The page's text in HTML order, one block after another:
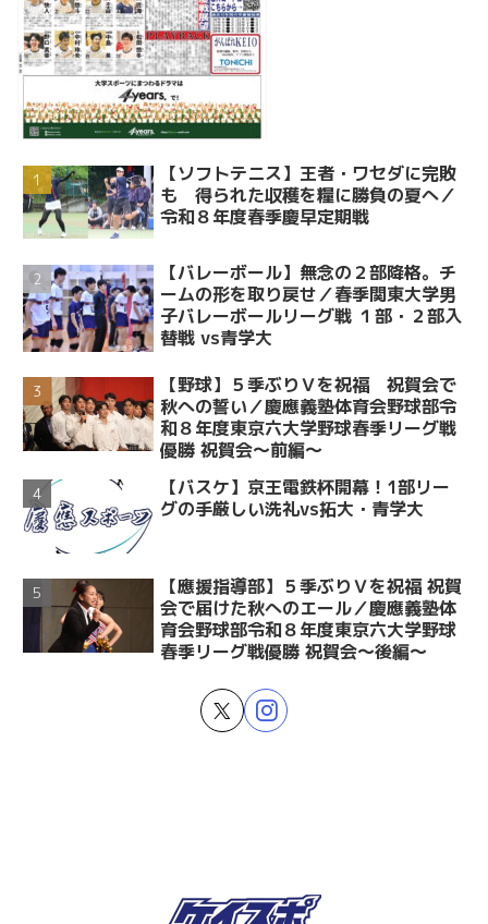
【ソフトテニス】王者・ワセダに完敗
も 得られた収穫を糧に勝負の夏へ／
令和８年度春季慶早定期戦
【バレーボール】無念の２部降格。チ
ームの形を取り戻せ／春季関東大学男
子バレーボールリーグ戦 １部・２部入
替戦 vs青学大
【野球】５季ぶりＶを祝福 祝賀会で
秋への誓い／慶應義塾体育会野球部令
和８年度東京六大学野球春季リーグ戦
優勝 祝賀会～前編～
【バスケ】京王電鉄杯開幕！1部リー
グの手厳しい洗礼vs拓大・青学大
【應援指導部】５季ぶりＶを祝福 祝賀
会で届けた秋へのエール／慶應義塾体
育会野球部令和８年度東京六大学野球
春季リーグ戦優勝 祝賀会～後編～